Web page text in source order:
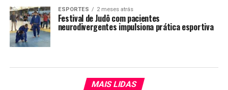
ESPORTES 2 meses atrás
Festival de Judô com pacientes
neurodivergentes impulsiona prática esportiva
MAIS LIDAS